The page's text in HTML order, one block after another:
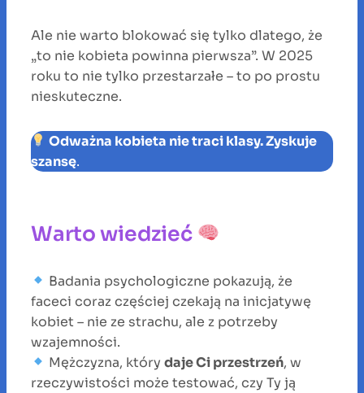
Ale nie warto blokować się tylko dlatego, że
„to nie kobieta powinna pierwsza”. W 2025
roku to nie tylko przestarzałe – to po prostu
nieskuteczne.
Odważna kobieta nie traci klasy. Zyskuje
szansę.
Warto wiedzieć
Badania psychologiczne pokazują, że
faceci coraz częściej czekają na inicjatywę
kobiet – nie ze strachu, ale z potrzeby
wzajemności.
Mężczyzna, którydaje Ci przestrzeń, w
rzeczywistości może testować, czy Ty ją